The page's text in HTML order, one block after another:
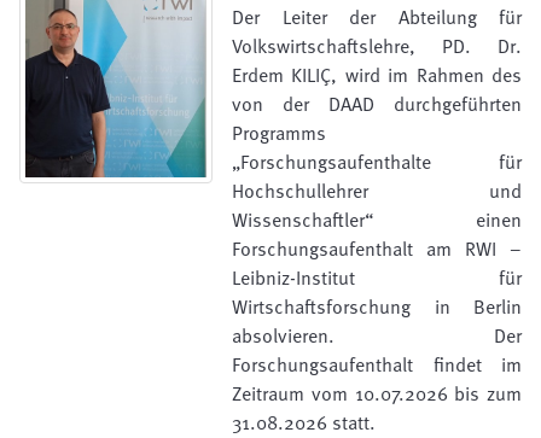
Der Leiter der Abteilung für
Volkswirtschaftslehre, PD. Dr.
Erdem KILIÇ, wird im Rahmen des
von der DAAD durchgeführten
Programms
„Forschungsaufenthalte für
Hochschullehrer und
Wissenschaftler“ einen
Forschungsaufenthalt am RWI –
Leibniz-Institut für
Wirtschaftsforschung in Berlin
absolvieren. Der
Forschungsaufenthalt findet im
Zeitraum vom 10.07.2026 bis zum
31.08.2026 statt.